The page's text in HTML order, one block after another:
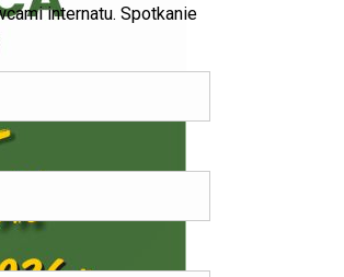
internatu. Spotkanie